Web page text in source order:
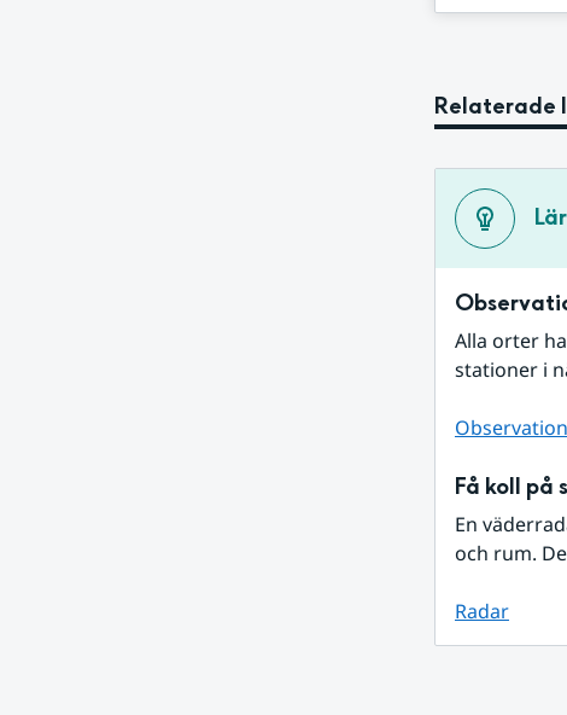
Relaterade
Alla orter
stationer i
Få koll på
En
och rum.
Radar